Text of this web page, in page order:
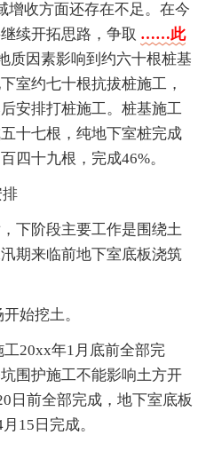
增收方面还存在不足。在今
续开拓思路，争取 ……此
质因素影响到约六十根桩基
室约七十根抗拔桩施工，
安排打桩施工。桩基施工
十七根，纯地下室桩完成
四十九根，完成46%。
下阶段主要工作是围绕土
期来临前地下室底板浇筑
始挖土。
20xx年1月底前全部完
围护施工不能影响土方开
日前全部完成，地下室底板
15日完成。